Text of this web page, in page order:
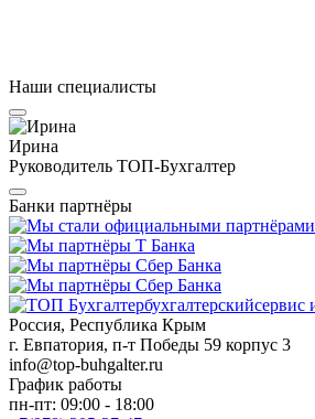
Наши специалисты
Ирина
Руководитель ТОП-Бухгалтер
Банки партнёры
бухгалтерскийсервис
Россия, Республика Крым
г. Евпатория, п-т Победы 59 корпус 3
info@top-buhgalter.ru
График работы
пн-пт: 09:00 - 18:00